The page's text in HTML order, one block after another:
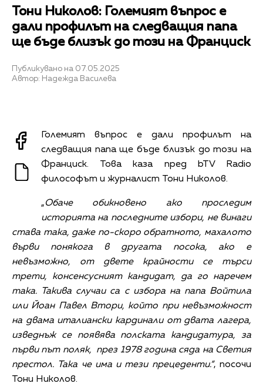
Тони Николов: Големият въпрос е
дали профилът на следващия папа
ще бъде близък до този на Франциск
Публикувано на 07.05.2025
Автор: Надежда Василева
Големият въпрос е дали профилът на
следващия папа ще бъде близък до този на
Франциск. Това каза пред bTV Radio
философът и журналист Тони Николов.
„Обаче обикновено ако проследим
историята на последните избори, не винаги
става така, даже по-скоро обратното, махалото
върви понякога в другата посока, ако е
невъзможно, от двете крайности се търси
трети, консенсусният кандидат, да го наречем
така. Такива случаи са с избора на папа Войтила
или Йоан Павел Втори, който при невъзможност
на двама италиански кардинали от двата лагера,
изведнъж се появява полската кандидатура, за
първи път поляк, през 1978 година сяда на Светия
престол. Така че има и тези прецеденти.“, посочи
Тони Николов.